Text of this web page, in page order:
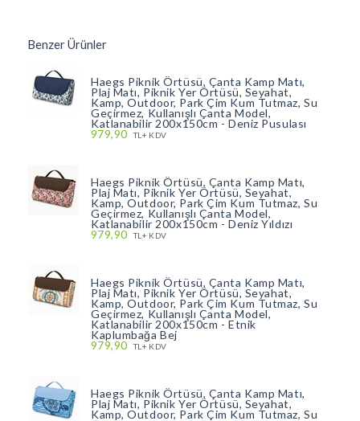
Benzer Ürünler
Haegs Piknik Örtüsü, Çanta Kamp Matı,
Plaj Matı, Piknik Yer Örtüsü, Seyahat,
Kamp, Outdoor, Park Çim Kum Tutmaz, Su
Geçirmez, Kullanışlı Çanta Model,
Katlanabilir 200x150cm - Deniz Pusulası
979,90 TL+ KDV
Haegs Piknik Örtüsü, Çanta Kamp Matı,
Plaj Matı, Piknik Yer Örtüsü, Seyahat,
Kamp, Outdoor, Park Çim Kum Tutmaz, Su
Geçirmez, Kullanışlı Çanta Model,
Katlanabilir 200x150cm - Deniz Yıldızı
979,90 TL+ KDV
Haegs Piknik Örtüsü, Çanta Kamp Matı,
Plaj Matı, Piknik Yer Örtüsü, Seyahat,
Kamp, Outdoor, Park Çim Kum Tutmaz, Su
Geçirmez, Kullanışlı Çanta Model,
Katlanabilir 200x150cm - Etnik
Kaplumbağa Bej
979,90 TL+ KDV
Haegs Piknik Örtüsü, Çanta Kamp Matı,
Plaj Matı, Piknik Yer Örtüsü, Seyahat,
Kamp, Outdoor, Park Çim Kum Tutmaz, Su